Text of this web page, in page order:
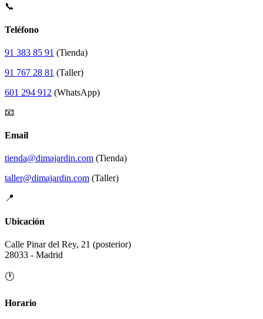
📞
Teléfono
91 383 85 91 (Tienda)
91 767 28 81 (Taller)
601 294 912 (WhatsApp)
📧
Email
tienda@dimajardin.com (Tienda)
taller@dimajardin.com (Taller)
📍
Ubicación
Calle Pinar del Rey, 21 (posterior)
28033 - Madrid
🕐
Horario